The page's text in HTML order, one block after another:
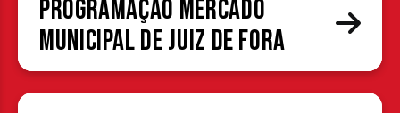
Programação Mercado
Municipal de Juiz de Fora